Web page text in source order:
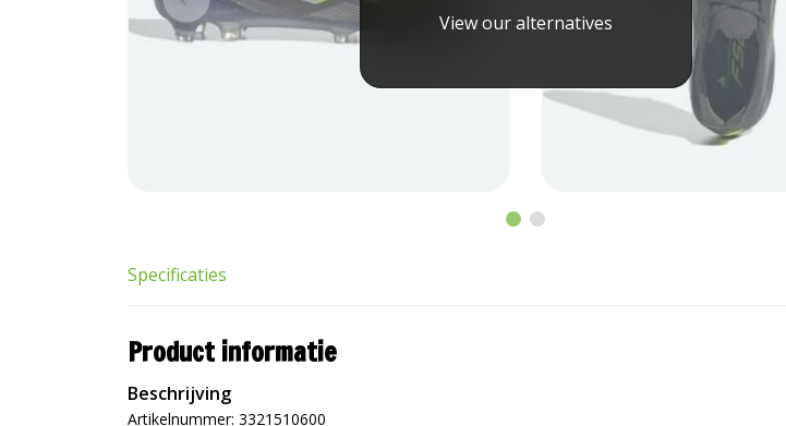
View our alternatives
Specificaties
Product informatie
Beschrijving
Artikelnummer: 3321510600